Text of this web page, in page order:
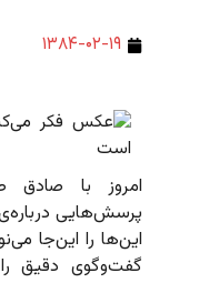
۱۳۸۴-۰۲-۱۹
امروز با صادق
پرسش‌هایی
این‌ها را این‌جا
گفت‌وگوی دقیق